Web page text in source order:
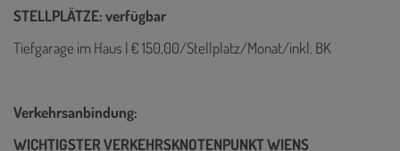
STELLPLÄTZE: verfügbar
Tiefgarage im Haus | € 150,00/Stellplatz/Monat/inkl. BK
Verkehrsanbindung:
WICHTIGSTER VERKEHRSKNOTENPUNKT WIENS